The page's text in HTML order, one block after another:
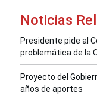
Noticias
Presidente pide al
problemática de la
Proyecto del
años de aportes